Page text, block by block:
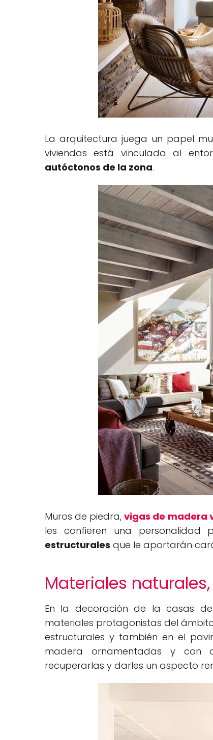
La arquitectura juega un papel
viviendas está vinculada al
autóctonos de la zona.
Muros de piedra,vigas de madera
les confieren una personalidad
estructurales que le aportarán
Materiales
En la decoración de la casas
materiales protagonistas del
estructurales y también en el
madera ornamentadas y con
recuperarlas y darles un aspecto